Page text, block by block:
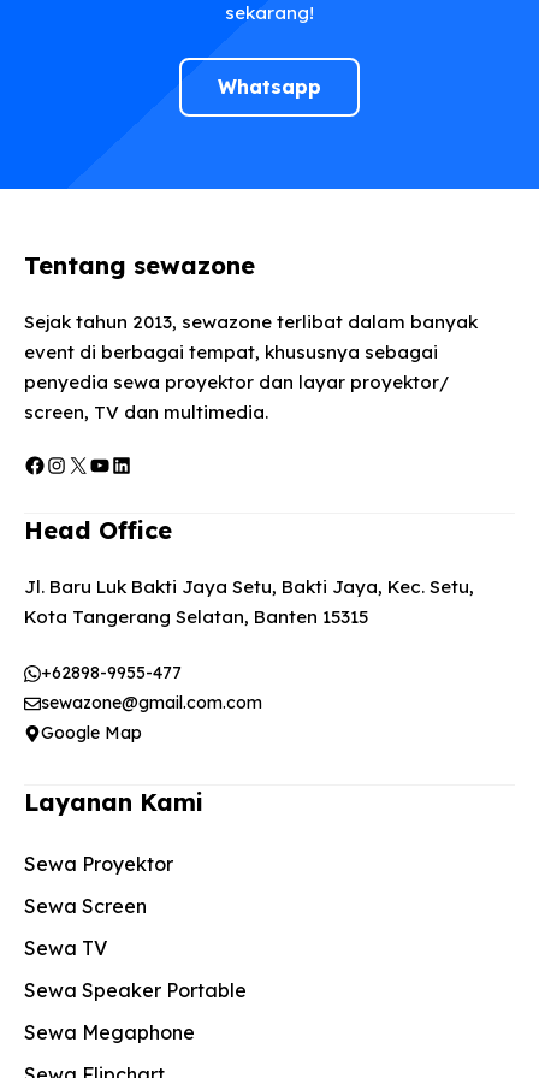
sekarang!
Whatsapp
Tentang sewazone
Sejak tahun 2013, sewazone terlibat dalam banyak
event di berbagai tempat, khususnya sebagai
penyedia sewa proyektor dan layar proyektor/
screen, TV dan multimedia.
Facebook
Instagram
X YouTube
LinkedIn
Head Office
Jl. Baru Luk Bakti Jaya Setu, Bakti Jaya, Kec. Setu,
Kota Tangerang Selatan, Banten 15315
+62898-9955-477
sewazone@gmail.com.com
Google Map
Layanan Kami
Sewa Proyektor
Sewa Screen
Sewa TV
Sewa Speaker Portable
Sewa Megaphone